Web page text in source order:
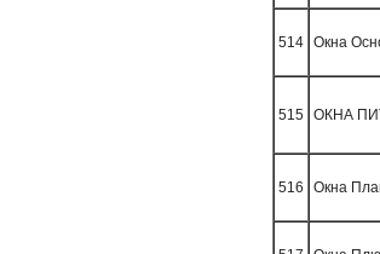
514 Окна
515 ОКНА
516 Окна